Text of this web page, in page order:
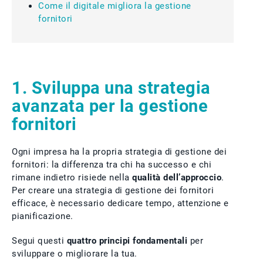
Come il digitale migliora la gestione
fornitori
1. Sviluppa una strategia
avanzata per la gestione
fornitori
Ogni impresa ha la propria strategia di gestione dei
fornitori: la differenza tra chi ha successo e chi
rimane indietro risiede nella qualità dell’approccio.
Per creare una strategia di gestione dei fornitori
efficace, è necessario dedicare tempo, attenzione e
pianificazione.
Segui questi quattro principi fondamentali per
sviluppare o migliorare la tua.